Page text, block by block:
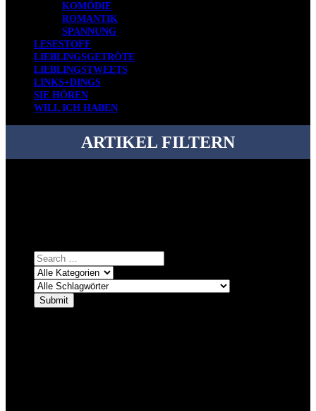
KOMÖDIE
ROMANTIK
SPANNUNG
LESESTOFF
LIEBLINGSGETRÖTE
LIEBLINGSTWEETS
LINKS+DINGS
SIE HÖREN
WILL ICH HABEN
ARTIKEL FILTERN